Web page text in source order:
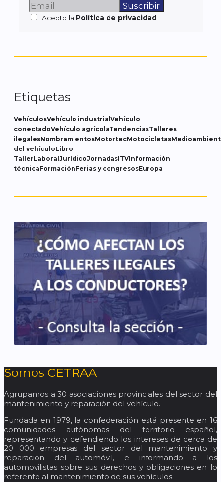
Acepto la Política de privacidad
Etiquetas
VehículosVehículo industrialVehículo
conectadoVehículo agrícolaTendenciasTalleres
ilegalesNombramientosMotortecMotocicletas
del vehículoLibro
TallerLaboralJurídicoJornadasITVInformación
técnicaFormaciónFerias y congresosEuropa
Somos CETRAA
Agrupamos a 30 asociaciones provinciales del sector del
mantenimiento y reparación del vehículo.
Fundada en 1979, la confederación está presente en 16
comunidades autónomas del territorio español,
representando y defendiendo los intereses de cerca de
20 000 empresas del sector del mantenimiento y
reparación del automóvil, e informando a los
automovilistas sobre sus derechos y obligaciones en lo
referente al mantenimiento de sus vehículos.